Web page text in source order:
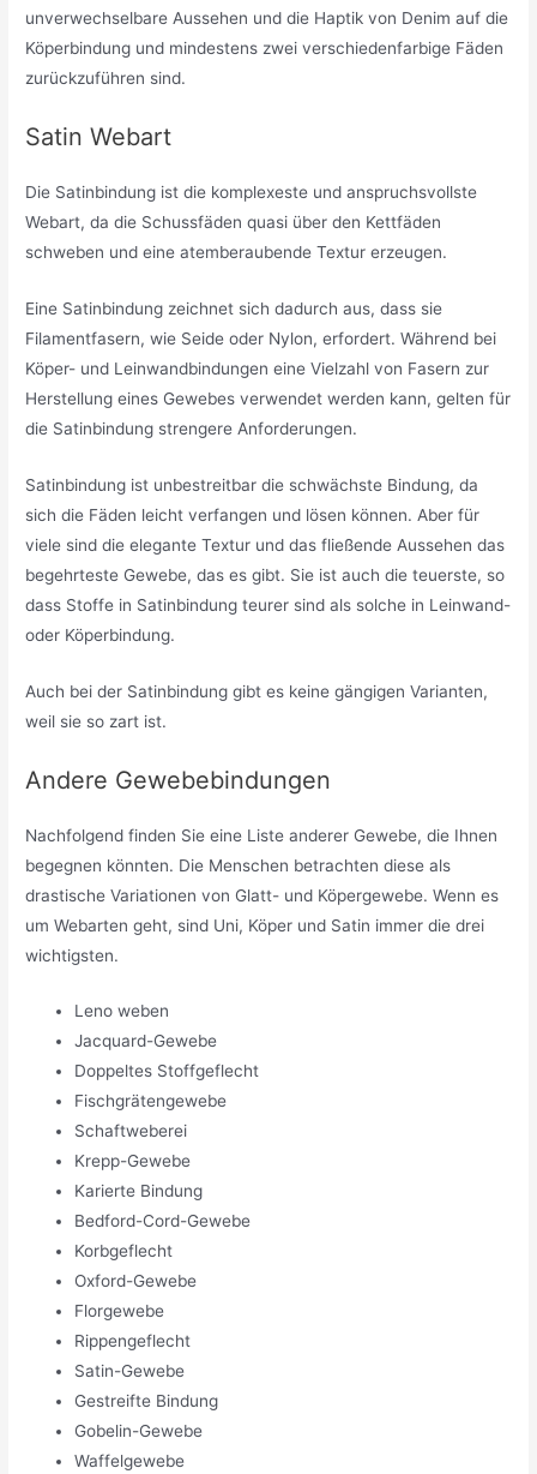
unverwechselbare Aussehen und die Haptik von Denim auf die
Köperbindung und mindestens zwei verschiedenfarbige Fäden
zurückzuführen sind.
Satin Webart
Die Satinbindung ist die komplexeste und anspruchsvollste
Webart, da die Schussfäden quasi über den Kettfäden
schweben und eine atemberaubende Textur erzeugen.
Eine Satinbindung zeichnet sich dadurch aus, dass sie
Filamentfasern, wie Seide oder Nylon, erfordert. Während bei
Köper- und Leinwandbindungen eine Vielzahl von Fasern zur
Herstellung eines Gewebes verwendet werden kann, gelten für
die Satinbindung strengere Anforderungen.
Satinbindung ist unbestreitbar die schwächste Bindung, da
sich die Fäden leicht verfangen und lösen können. Aber für
viele sind die elegante Textur und das fließende Aussehen das
begehrteste Gewebe, das es gibt. Sie ist auch die teuerste, so
dass Stoffe in Satinbindung teurer sind als solche in Leinwand-
oder Köperbindung.
Auch bei der Satinbindung gibt es keine gängigen Varianten,
weil sie so zart ist.
Andere Gewebebindungen
Nachfolgend finden Sie eine Liste anderer Gewebe, die Ihnen
begegnen könnten. Die Menschen betrachten diese als
drastische Variationen von Glatt- und Köpergewebe. Wenn es
um Webarten geht, sind Uni, Köper und Satin immer die drei
wichtigsten.
Leno weben
Jacquard-Gewebe
Doppeltes Stoffgeflecht
Fischgrätengewebe
Schaftweberei
Krepp-Gewebe
Karierte Bindung
Bedford-Cord-Gewebe
Korbgeflecht
Oxford-Gewebe
Florgewebe
Rippengeflecht
Satin-Gewebe
Gestreifte Bindung
Gobelin-Gewebe
Waffelgewebe